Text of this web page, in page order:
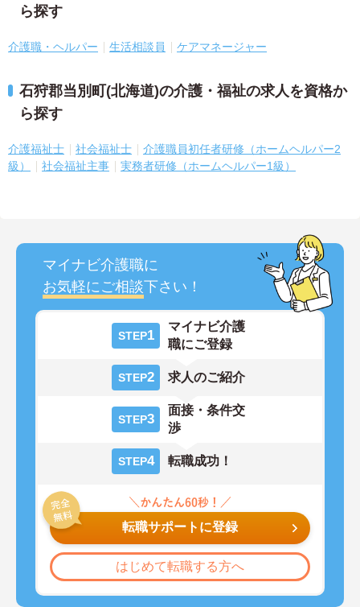
ら探す
介護職・ヘルパー 生活相談員 ケアマネージャー
石狩郡当別町(北海道)の介護・福祉の求人を資格か
ら探す
介護福祉士 社会福祉士
介護職員初任者研修（ホームヘルパー2
級）
社会福祉主事 実務者研修（ホームヘルパー1級）
マイナビ介護職に
お気軽にご相談下さい！
STEP1
マイナビ介護
職にご登録
STEP2 求人のご紹介
STEP3
面接・条件交
渉
STEP4 転職成功！
転職サポートに登録
はじめて転職する方へ